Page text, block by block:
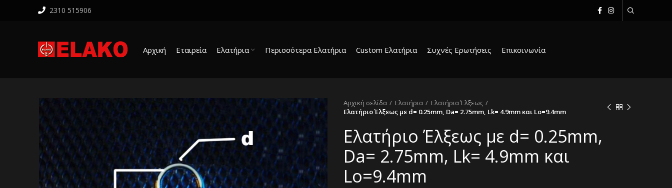
2310 515906
Αρχική Εταιρεία Ελατήρια Περισσότερα Ελατήρια Custom Ελατήρια Συχνές Ερωτήσεις Επικοινωνία
Αρχική σελίδα Ελατήρια
Ελατήρια Έλξεως
Ελατήριο Έλξεως με d= 0.25mm, Da= 2.75mm, Lk= 4.9mm και Lo=9.4mm
Ελατήριο Έλξεως με d= 0.25mm,
Da= 2.75mm, Lk= 4.9mm και
Lo=9.4mm